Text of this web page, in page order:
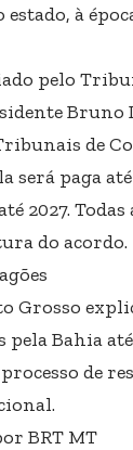
à
pelo
Bruno
de
paga até
2027.
do acordo.
Grosso
Bahia
de
BRT MT